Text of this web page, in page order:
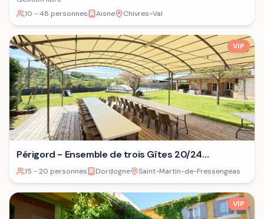
10 - 48 personnes
Aisne Chivres-Val
VIP
Périgord - Ensemble de trois Gîtes 20/24
personnes⁷
15 - 20 personnes Dordogne Saint-Martin-de-Fressengeas
VIP